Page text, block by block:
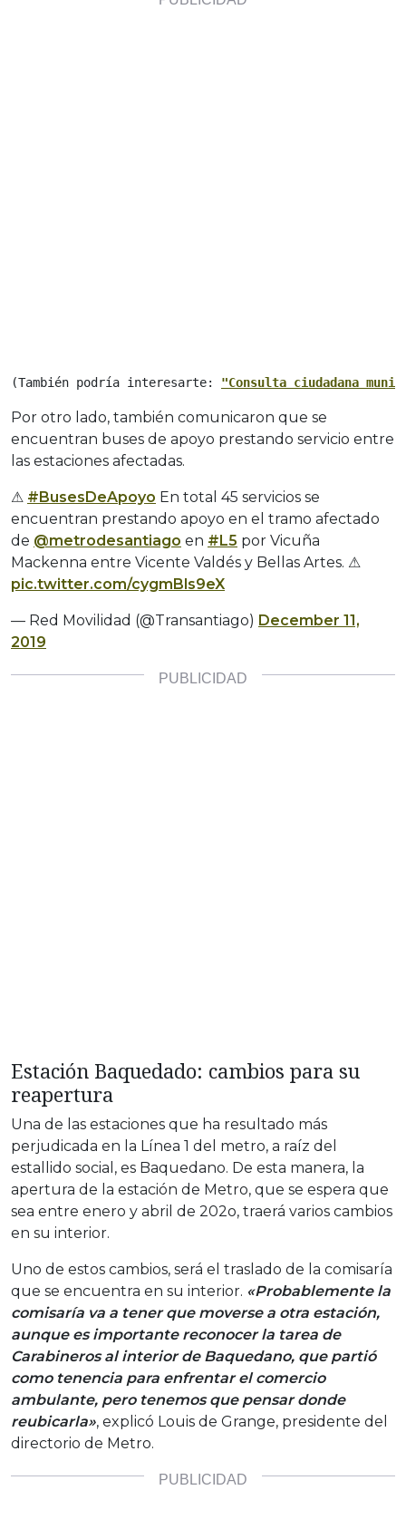
(También podría interesarte: "Consulta ciudadana
Por otro lado, también comunicaron que se
encuentran buses de apoyo prestando servicio entre
las estaciones afectadas.
⚠ #BusesDeApoyo En total 45 servicios se
encuentran prestando apoyo en el tramo afectado
de @metrodesantiago en #L5 por Vicuña
Mackenna entre Vicente Valdés y Bellas Artes. ⚠
pic.twitter.com/cygmBls9eX
— Red Movilidad (@Transantiago) December 11,
2019
Estación Baquedado: cambios para su
reapertura
Una de las estaciones que ha resultado más
perjudicada en la Línea 1 del metro, a raíz del
estallido social, es Baquedano. De esta manera, la
apertura de la estación de Metro, que se espera que
sea entre enero y abril de 202o, traerá varios cambios
en su interior.
Uno de estos cambios, será el traslado de la comisaría
que se encuentra en su interior. «Probablemente la
comisaría va a tener que moverse a otra estación,
aunque es importante reconocer la tarea de
Carabineros al interior de Baquedano, que partió
como tenencia para enfrentar el comercio
ambulante, pero tenemos que pensar donde
reubicarla», explicó Louis de Grange, presidente del
directorio de Metro.